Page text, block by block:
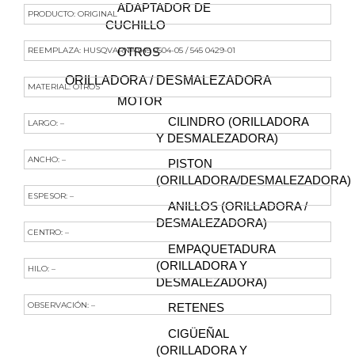
ADAPTADOR DE
CUCHILLO
OTROS
ORILLADORA / DESMALEZADORA
MOTOR
CILINDRO (ORILLADORA
Y DESMALEZADORA)
PISTON
(ORILLADORA/DESMALEZADORA)
ANILLOS (ORILLADORA /
DESMALEZADORA)
EMPAQUETADURA
(ORILLADORA Y
DESMALEZADORA)
RETENES
CIGÜEÑAL
(ORILLADORA Y
PRODUCTO: ORIGINAL
REEMPLAZA: HUSQVARNA 545 0504-05 / 545 0429-01
MATERIAL: OTROS
LARGO: –
ANCHO: –
ESPESOR: –
CENTRO: –
HILO: –
OBSERVACIÓN: –
Te Podría Interesar